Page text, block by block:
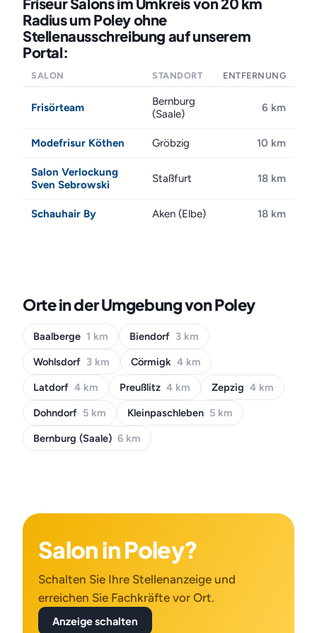
Radius um Poley ohne
Stellenausschreibung auf unserem
Portal:
SALON STANDORT ENTFERNUNG
Frisörteam
Bernburg
(Saale)
6 km
Modefrisur Köthen Gröbzig 10 km
Salon Verlockung
Sven Sebrowski
Staßfurt 18 km
Schauhair By Aken (Elbe) 18 km
Orte in der Umgebung von Poley
Baalberge 1 km Biendorf 3 km
Wohlsdorf 3 km Cörmigk 4 km
Latdorf 4 km Preußlitz 4 km Zepzig 4 km
Dohndorf 5 km Kleinpaschleben 5 km
Bernburg (Saale) 6 km
Salon in Poley?
Schalten Sie Ihre Stellenanzeige und
erreichen Sie Fachkräfte vor Ort.
Anzeige schalten